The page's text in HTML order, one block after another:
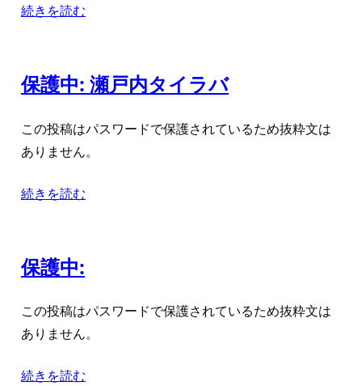
続きを読む
保護中: 瀬戸内タイラバ
この投稿はパスワードで保護されているため抜粋文は
ありません。
続きを読む
保護中:
この投稿はパスワードで保護されているため抜粋文は
ありません。
続きを読む